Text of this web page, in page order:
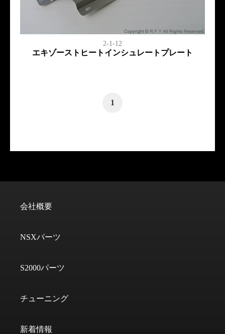
2-1-12
エキゾーストヒートインシュレートプレート
1
会社概要
NSXパーツ
S2000パーツ
チューニング
新着情報